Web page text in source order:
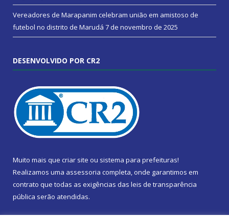
Vereadores de Marapanim celebram união em amistoso de
futebol no distrito de Marudá 7 de novembro de 2025
DESENVOLVIDO POR CR2
Muito mais que criar site ou sistema para prefeituras!
Realizamos uma assessoria completa, onde garantimos em
contrato que todas as exigências das leis de transparência
pública serão atendidas.